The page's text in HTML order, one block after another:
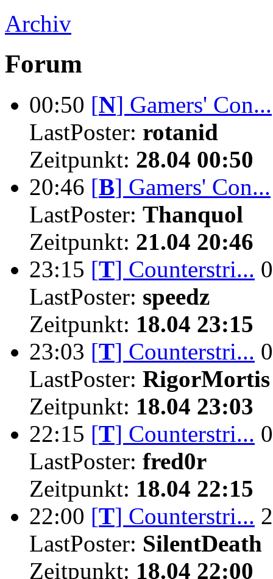
Archiv
Forum
00:50 [N] Gamers' Con...
LastPoster: rotanid
Zeitpunkt: 28.04 00:50
20:46 [B] Gamers' Con...
LastPoster: Thanquol
Zeitpunkt: 21.04 20:46
23:15 [T] Counterstri... 0
LastPoster: speedz
Zeitpunkt: 18.04 23:15
23:03 [T] Counterstri... 0
LastPoster: RigorMortis
Zeitpunkt: 18.04 23:03
22:15 [T] Counterstri... 0
LastPoster: fred0r
Zeitpunkt: 18.04 22:15
22:00 [T] Counterstri... 2
LastPoster: SilentDeath
Zeitpunkt: 18.04 22:00